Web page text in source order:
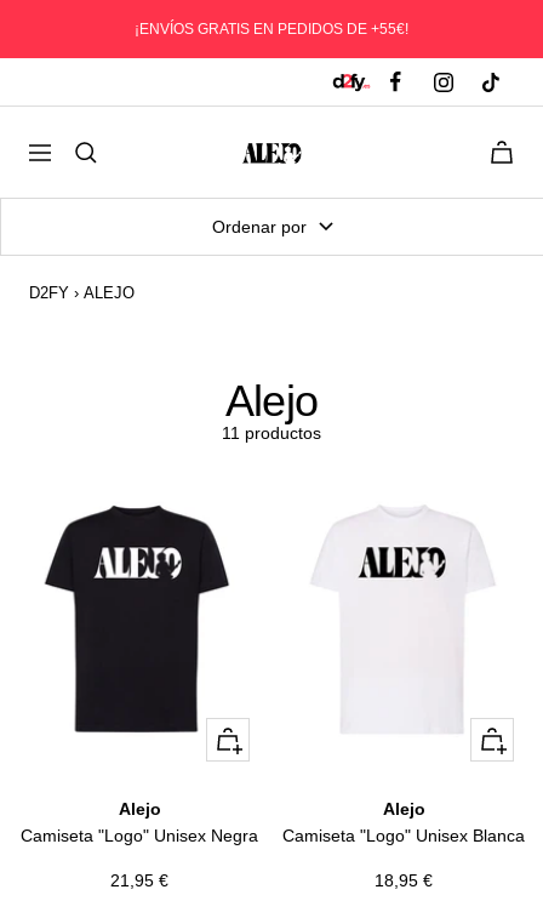
¡ENVÍOS GRATIS EN PEDIDOS DE +55€!
Navegación
D2fy
Direct
To
Fans
Ordenar por
D2FY › ALEJO
Alejo
11 productos
Vista
rápida
Alejo
Camiseta "Logo" Unisex Negra
Precio
21,95 €
Vista
rápida
Alejo
Camiseta "Logo" Unisex Blanca
Precio
18,95 €